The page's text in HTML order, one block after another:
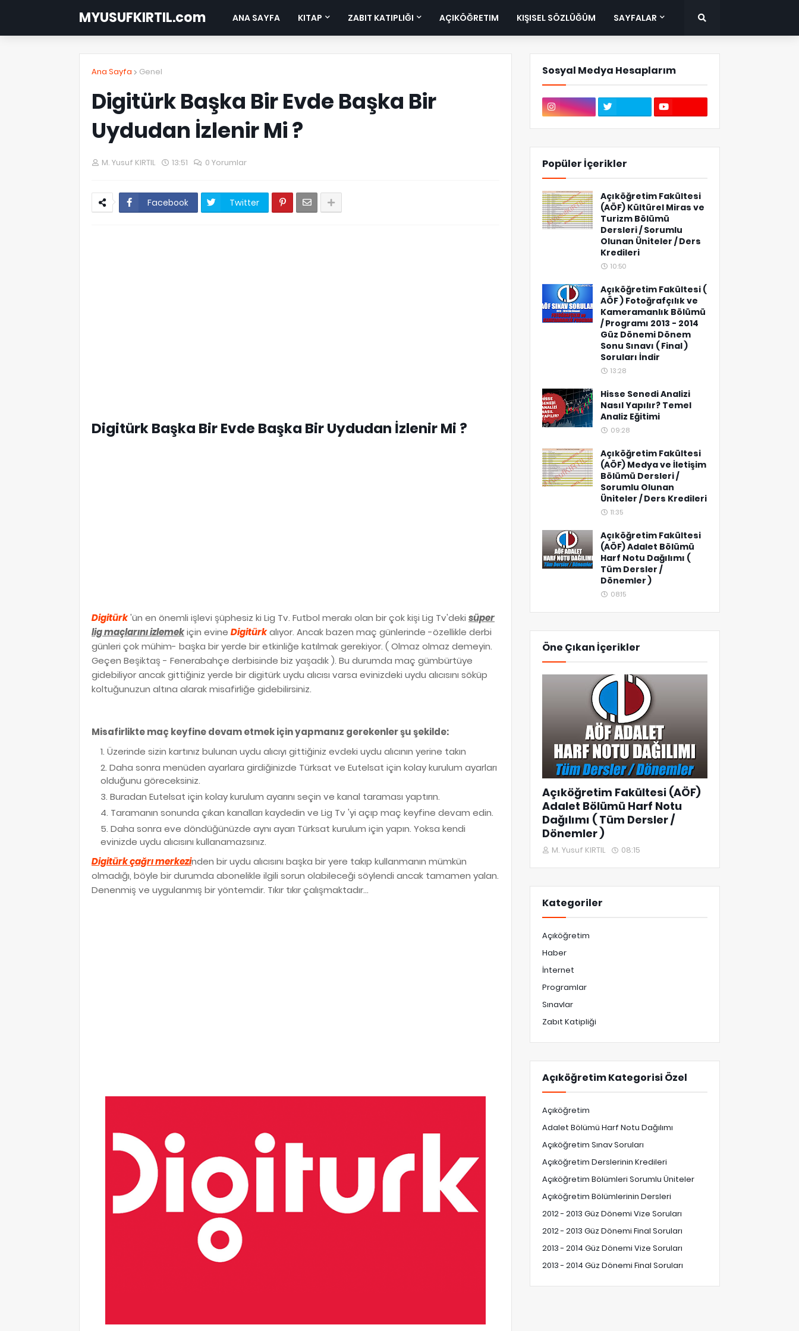
MYUSUFKIRTIL.com ANA SAYFA KITAP ZABIT KATIPLIĞI AÇIKÖĞRETIM KIŞISEL SÖZLÜĞÜM SAYFALAR
Ana Sayfa Genel
Digitürk Başka Bir Evde Başka Bir
Uydudan İzlenir Mi ?
M. Yusuf KIRTIL 13:51 0 Yorumlar
Facebook Twitter
Digitürk Başka Bir Evde Başka Bir Uydudan İzlenir Mi ?
Digitürk'ün en önemli işlevi şüphesiz ki Lig Tv. Futbol merakı olan bir çok kişi Lig Tv'deki süper
lig maçlarını izlemekiçin evine Digitürkalıyor. Ancak bazen maç günlerinde -özellikle derbi
günleri çok mühim- başka bir yerde bir etkinliğe katılmak gerekiyor. ( Olmaz olmaz demeyin.
Geçen Beşiktaş - Fenerabahçe derbisinde biz yaşadık ). Bu durumda maç gümbürtüye
gidebiliyor ancak gittiğiniz yerde bir digitürk uydu alıcısı varsa evinizdeki uydu alıcısını söküp
koltuğunuzun altına alarak misafirliğe gidebilirsiniz.
Misafirlikte maç keyfine devam etmek için yapmanız gerekenler şu şekilde:
Üzerinde sizin kartınız bulunan uydu alıcıyı gittiğiniz evdeki uydu alıcının yerine takın
Daha sonra menüden ayarlara girdiğinizde Türksat ve Eutelsat için kolay kurulum ayarları
olduğunu göreceksiniz.
Buradan Eutelsat için kolay kurulum ayarını seçin ve kanal taraması yaptırın.
Taramanın sonunda çıkan kanalları kaydedin ve Lig Tv 'yi açıp maç keyfine devam edin.
Daha sonra eve döndüğünüzde aynı ayarı Türksat kurulum için yapın. Yoksa kendi
evinizde uydu alıcısını kullanamazsınız.
Digitürk çağrı merkezinden bir uydu alıcısını başka bir yere takıp kullanmanın mümkün
olmadığı, böyle bir durumda abonelikle ilgili sorun olabileceği söylendi ancak tamamen yalan.
Denenmiş ve uygulanmış bir yöntemdir. Tıkır tıkır çalışmaktadır...
Sosyal Medya Hesaplarım
Popüler İçerikler
Açıköğretim Fakültesi
(AÖF) Kültürel Miras ve
Turizm Bölümü
Dersleri / Sorumlu
Olunan Üniteler / Ders
Kredileri
10:50
Açıköğretim Fakültesi (
AÖF ) Fotoğrafçılık ve
Kameramanlık Bölümü
/ Programı 2013 - 2014
Güz Dönemi Dönem
Sonu Sınavı ( Final )
Soruları İndir
13:28
Hisse Senedi Analizi
Nasıl Yapılır? Temel
Analiz Eğitimi
09:28
Açıköğretim Fakültesi
(AÖF) Medya ve İletişim
Bölümü Dersleri /
Sorumlu Olunan
Üniteler / Ders Kredileri
11:35
Açıköğretim Fakültesi
(AÖF) Adalet Bölümü
Harf Notu Dağılımı (
Tüm Dersler /
Dönemler )
08:15
Öne Çıkan İçerikler
Açıköğretim Fakültesi (AÖF)
Adalet Bölümü Harf Notu
Dağılımı ( Tüm Dersler /
Dönemler )
M. Yusuf KIRTIL 08:15
Kategoriler
Açıköğretim
Haber
İnternet
Programlar
Sınavlar
Zabıt Katipliği
Açıköğretim Kategorisi Özel
Açıköğretim
Adalet Bölümü Harf Notu Dağılımı
Açıköğretim Sınav Soruları
Açıköğretim Derslerinin Kredileri
Açıköğretim Bölümleri Sorumlu Üniteler
Açıköğretim Bölümlerinin Dersleri
2012 - 2013 Güz Dönemi Vize Soruları
2012 - 2013 Güz Dönemi Final Soruları
2013 - 2014 Güz Dönemi Vize Soruları
2013 - 2014 Güz Dönemi Final Soruları